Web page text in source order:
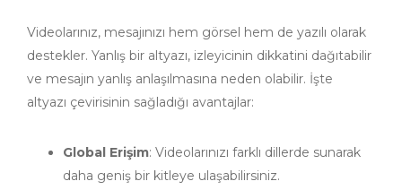
Videolarınız, mesajınızı hem görsel hem de yazılı olarak
destekler. Yanlış bir altyazı, izleyicinin dikkatini dağıtabilir
ve mesajın yanlış anlaşılmasına neden olabilir. İşte
altyazı çevirisinin sağladığı avantajlar:
Global Erişim: Videolarınızı farklı dillerde sunarak
daha geniş bir kitleye ulaşabilirsiniz.